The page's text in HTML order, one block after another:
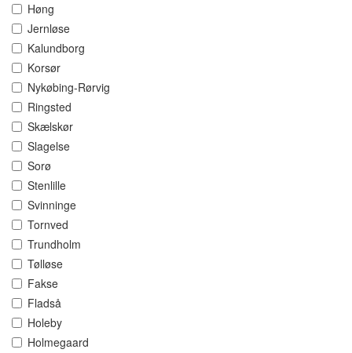
Høng
Jernløse
Kalundborg
Korsør
Nykøbing-Rørvig
Ringsted
Skælskør
Slagelse
Sorø
Stenlille
Svinninge
Tornved
Trundholm
Tølløse
Fakse
Fladså
Holeby
Holmegaard